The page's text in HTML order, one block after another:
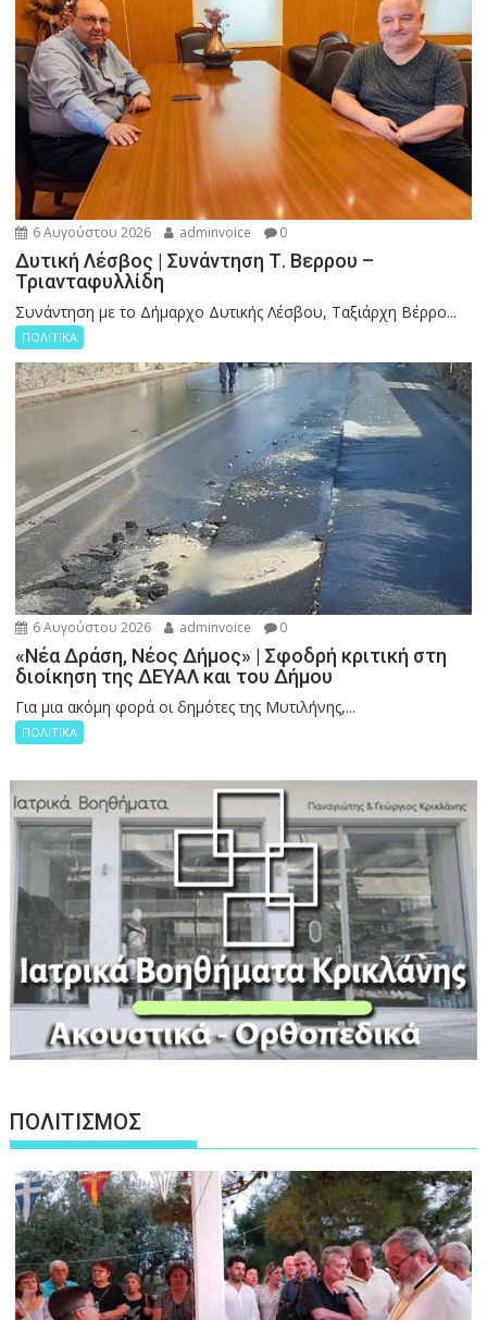
6 Αυγούστου 2026 adminvoice 0
Δυτική Λέσβος | Συνάντηση Τ. Βερρου –
Τριανταφυλλίδη
Συνάντηση με το Δήμαρχο Δυτικής Λέσβου, Ταξιάρχη Βέρρο...
ΠΟΛΙΤΙΚΑ
6 Αυγούστου 2026 adminvoice 0
«Νέα Δράση, Νέος Δήμος» | Σφοδρή κριτική στη
διοίκηση της ΔΕΥΑΛ και του Δήμου
Για μια ακόμη φορά οι δημότες της Μυτιλήνης,...
ΠΟΛΙΤΙΚΑ
ΠΟΛΙΤΙΣΜΟΣ